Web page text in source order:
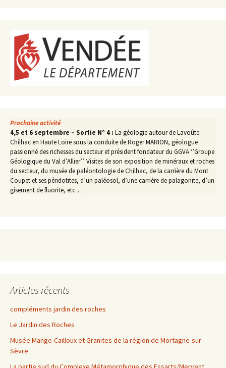
Prochaine activité
4,5 et 6 septembre – Sortie N° 4 : La géologie autour de Lavoûte-
Chilhac en Haute Loire sous la conduite de Roger MARION, géologue
passionné des richesses du secteur et président fondateur du GGVA ‘’Groupe
Géologique du Val d’Allier’’. Visites de son exposition de minéraux et roches
du secteur, du musée de paléontologie de Chilhac, de la carrière du Mont
Coupet et ses péridotites, d’un paléosol, d’une carrière de palagonite, d’un
gisement de fluorite, etc…
Articles récents
compléments jardin des roches
Le Jardin des Roches
Musée Mange-Cailloux et Granites de la région de Mortagne-sur-
Sèvre